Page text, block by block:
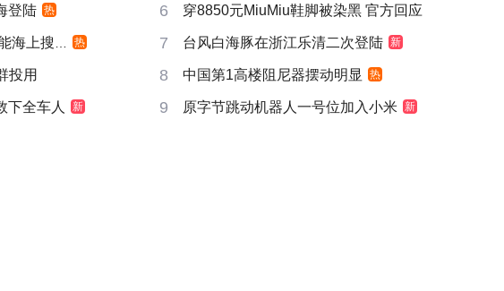
登陆 热 6 穿8850元MiuMiu鞋脚被染黑 官方回应
上搜寻 热 7 台风白海豚在浙江乐清二次登陆 新
投用 8 中国第1高楼阻尼器摆动明显 热
下全车人 新 9 原字节跳动机器人一号位加入小米 新